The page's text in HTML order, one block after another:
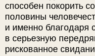
способен покорить
половины
и именно благодаря
в серьезную
рискованное